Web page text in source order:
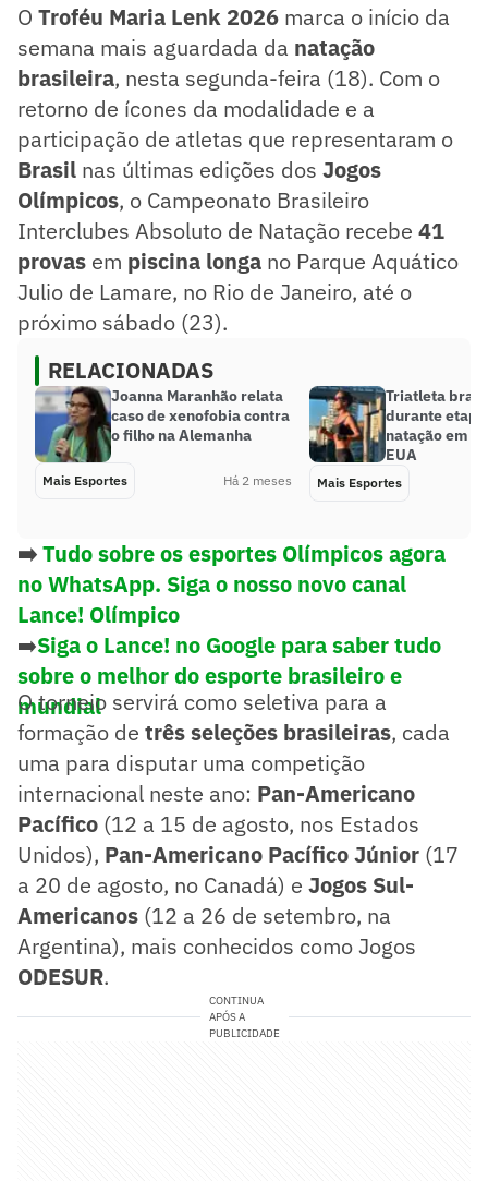
O Troféu Maria Lenk 2026 marca o início da
semana mais aguardada da natação
brasileira, nesta segunda-feira (18). Com o
retorno de ícones da modalidade e a
participação de atletas que representaram o
Brasil nas últimas edições dos Jogos
Olímpicos, o Campeonato Brasileiro
Interclubes Absoluto de Natação recebe 41
provas em piscina longa no Parque Aquático
Julio de Lamare, no Rio de Janeiro, até o
próximo sábado (23).
RELACIONADAS
Joanna Maranhão relata
caso de xenofobia contra
o filho na Alemanha
Mais Esportes Há 2 meses
Triatleta
durante
natação em
EUA
Mais Esportes
➡️Tudo sobre os esportes Olímpicos agora
no WhatsApp. Siga o nosso novo canal
Lance! Olímpico
➡️Siga o Lance! no Google para saber tudo
sobre o melhor do esporte brasileiro e
mundial
O torneio servirá como seletiva para a
formação de três seleções brasileiras, cada
uma para disputar uma competição
internacional neste ano: Pan-Americano
Pacífico (12 a 15 de agosto, nos Estados
Unidos), Pan-Americano Pacífico Júnior (17
a 20 de agosto, no Canadá) e Jogos Sul-
Americanos (12 a 26 de setembro, na
Argentina), mais conhecidos como Jogos
ODESUR.
CONTINUA
APÓS A
PUBLICIDADE